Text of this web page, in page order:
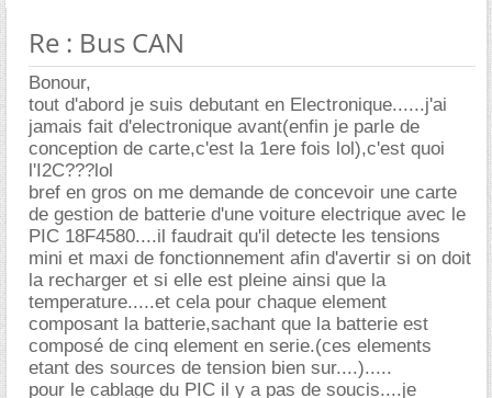
Re : Bus CAN
Bonour,
tout d'abord je suis debutant en Electronique......j'ai
jamais fait d'electronique avant(enfin je parle de
conception de carte,c'est la 1ere fois lol),c'est quoi
l'I2C???lol
bref en gros on me demande de concevoir une carte
de gestion de batterie d'une voiture electrique avec le
PIC 18F4580....il faudrait qu'il detecte les tensions
mini et maxi de fonctionnement afin d'avertir si on doit
la recharger et si elle est pleine ainsi que la
temperature.....et cela pour chaque element
composant la batterie,sachant que la batterie est
composé de cinq element en serie.(ces elements
etant des sources de tension bien sur....).....
pour le cablage du PIC il y a pas de soucis....je